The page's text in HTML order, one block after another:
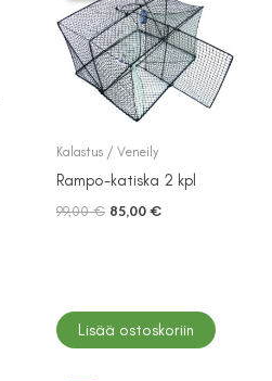
Kalastus / Veneily
Rampo-katiska 2 kpl
99,00€ Alkuperäinen
85,00 €Nykyinen
Lisää ostoskoriin